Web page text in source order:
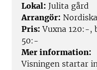
Lokal: Julita gård
Arrangör:
Pris: Vuxna 120:-,
50:-
Mer information:
Visningen startar